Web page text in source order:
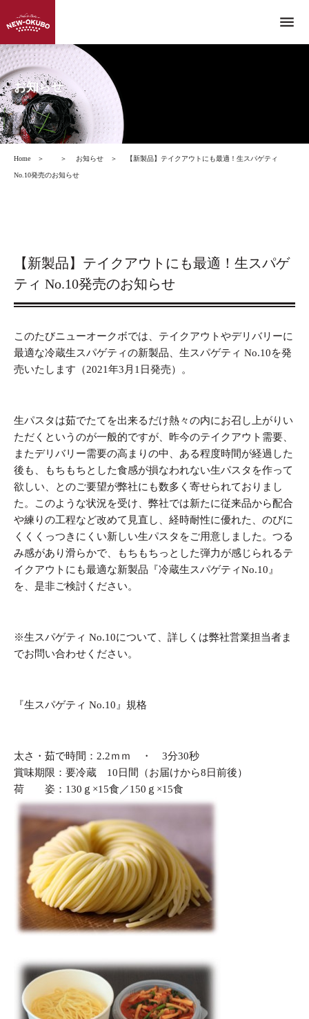
menu
お知らせ
Home ＞ ＞ お知らせ ＞ 【新製品】テイクアウトにも最適！生スパゲティ
No.10発売のお知らせ
【新製品】テイクアウトにも最適！生スパゲ
ティ No.10発売のお知らせ
このたびニューオークボでは、テイクアウトやデリバリーに
最適な冷蔵生スパゲティの新製品、生スパゲティ No.10を発
売いたします（2021年3月1日発売）。
生パスタは茹でたてを出来るだけ熱々の内にお召し上がりい
ただくというのが一般的ですが、昨今のテイクアウト需要、
またデリバリー需要の高まりの中、ある程度時間が経過した
後も、もちもちとした食感が損なわれない生パスタを作って
欲しい、とのご要望が弊社にも数多く寄せられておりまし
た。このような状況を受け、弊社では新たに従来品から配合
や練りの工程など改めて見直し、経時耐性に優れた、のびに
くくくっつきにくい新しい生パスタをご用意しました。つる
み感があり滑らかで、もちもちっとした弾力が感じられるテ
イクアウトにも最適な新製品『冷蔵生スパゲティNo.10』
を、是非ご検討ください。
※生スパゲティ No.10について、詳しくは弊社営業担当者ま
でお問い合わせください。
『生スパゲティ No.10』規格
太さ・茹で時間：2.2ｍｍ ・ 3分30秒
賞味期限：要冷蔵 10日間（お届けから8日前後）
荷 姿：130ｇ×15食／150ｇ×15食